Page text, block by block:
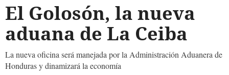
El Golosón, la nueva
aduana de La Ceiba
La nueva oficina será manejada por la Administración Aduanera de
Honduras y dinamizará la economía